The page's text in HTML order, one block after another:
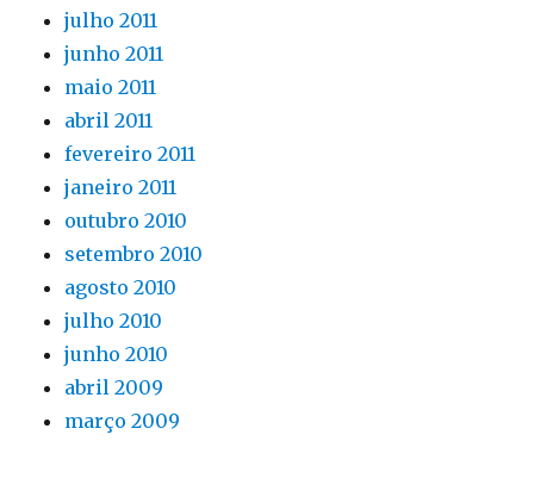
julho 2011
junho 2011
maio 2011
abril 2011
fevereiro 2011
janeiro 2011
outubro 2010
setembro 2010
agosto 2010
julho 2010
junho 2010
abril 2009
março 2009